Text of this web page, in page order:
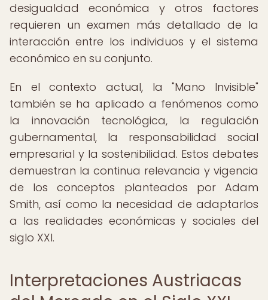
desigualdad económica y otros factores
requieren un examen más detallado de la
interacción entre los individuos y el sistema
económico en su conjunto.
En el contexto actual, la "Mano Invisible"
también se ha aplicado a fenómenos como
la innovación tecnológica, la regulación
gubernamental, la responsabilidad social
empresarial y la sostenibilidad. Estos debates
demuestran la continua relevancia y vigencia
de los conceptos planteados por Adam
Smith, así como la necesidad de adaptarlos
a las realidades económicas y sociales del
siglo XXI.
Interpretaciones Austriacas